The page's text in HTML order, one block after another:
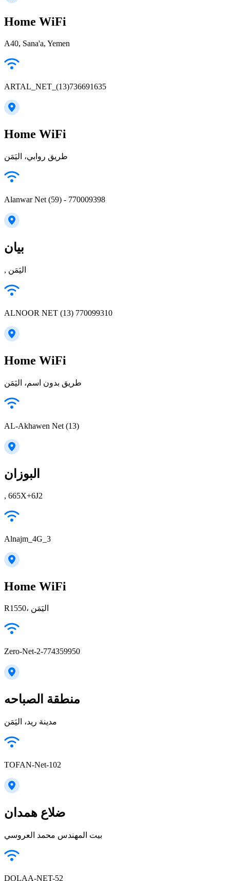
Home WiFi
A40, Sana'a, Yemen
ARTAL_NET_(13)736691635
Home WiFi
طريق روابي، اليَمَن
Alanwar Net (59) - 770009398
بيان
, اليَمَن
ALNOOR NET (13) 770099310
Home WiFi
طريق بدون اسم، اليَمَن
AL-Akhawen Net (13)
البوزان
, 665X+6J2
Alnajm_4G_3
Home WiFi
R1550، اليَمَن
Zero-Net-2-774359950
منطقة الصباحه
مدينة ريد، اليَمَن
TOFAN-Net-102
ضلاع همدان
بيت المهندس محمد العروسي
DOLAA-NET-52